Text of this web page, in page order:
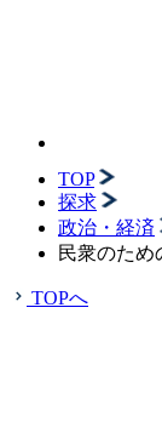
TOP
探求
政治・経済
民衆のため
TOPへ